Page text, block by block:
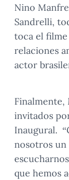
Nino
Sandrelli,
toca el
relaciones
actor
Finalmente,
invitados
Inaugural.
nosotros un
que hemos